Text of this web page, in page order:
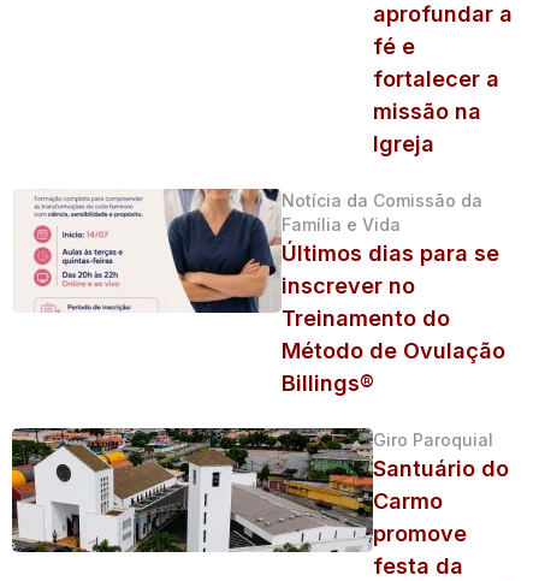
aprofundar a
fé e
fortalecer a
missão na
Igreja
Notícia da Comissão da
Família e Vida
Últimos dias para se
inscrever no
Treinamento do
Método de Ovulação
Billings®
Giro Paroquial
Santuário do
Carmo
promove
festa da